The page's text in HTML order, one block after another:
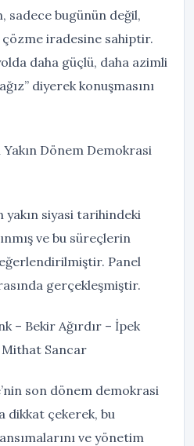
sadece bugünün değil,
iradesine sahiptir.
daha güçlü, daha azimli
diyerek konuşmasını
Yakın Dönem Demokrasi
yakın siyasi tarihindeki
ve bu süreçlerin
Panel
gerçekleşmiştir.
– Bekir Ağırdır – İpek
Mithat Sancar
son dönem demokrasi
çekerek, bu
ve yönetim